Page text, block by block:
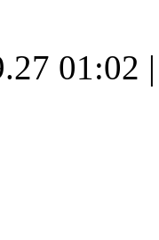
01:02 |